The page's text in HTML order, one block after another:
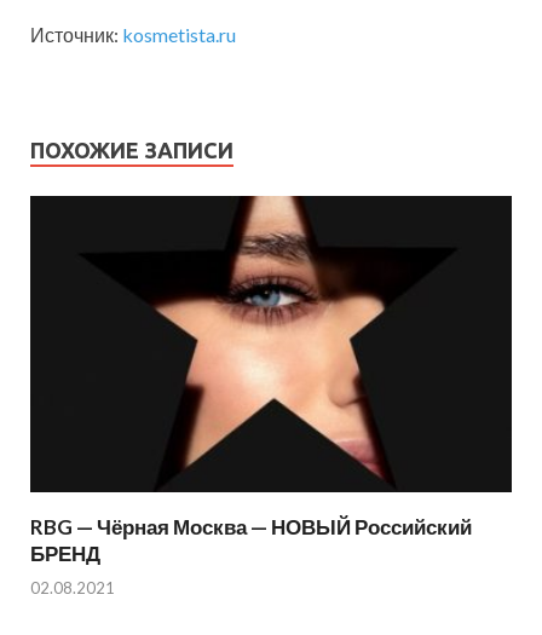
Источник: kosmetista.ru
ПОХОЖИЕ ЗАПИСИ
RBG — Чёрная Москва — НОВЫЙ Российский
БРЕНД
02.08.2021